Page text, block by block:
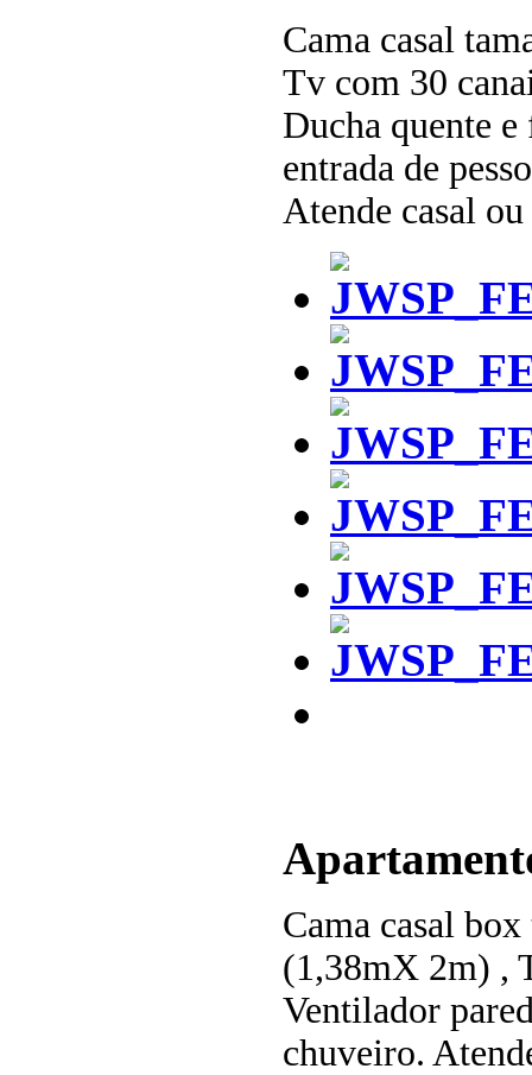
Cama casal
Tv com 30
Ducha quente
entrada de
Atende casal ou
Cama casal
(1,38mX 2m) ,
Ventilador
chuveiro.